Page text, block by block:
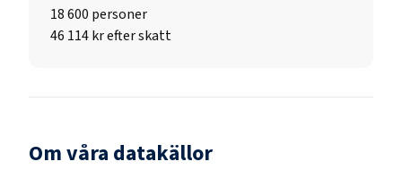
18 600 personer
46 114 kr efter skatt
Om våra datakällor